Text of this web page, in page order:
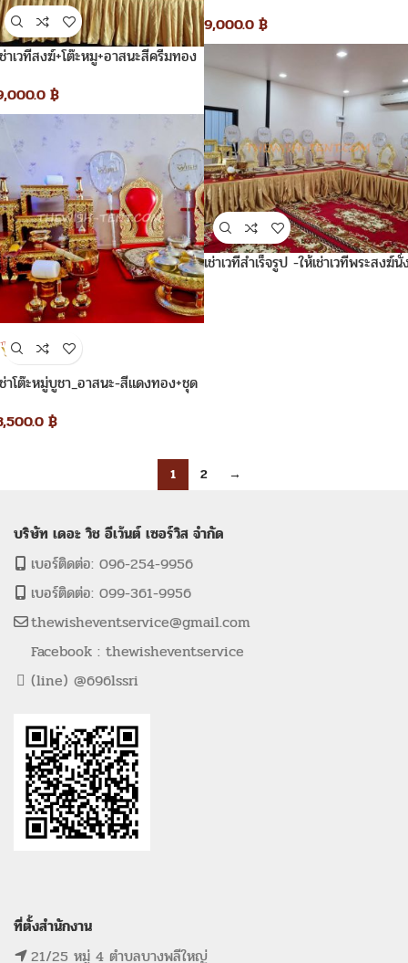
9,000.0 ฿
าเวทีสงฆ์+โต๊ะหมู+อาสนะสีครีมทอง
฿
เช่าเวทีสำเร็จรูป -ให้เช่าเวทีพระสงฆ์นั่
าโต๊ะหมู่บูชา_อาสนะ-สีแดงทอง+ชุด
฿
1 2 →
บริษัท เดอะ วิช อีเว้นต์ เซอร์วิส จำกัด
เบอร์ติดต่อ: 096-254-9956
เบอร์ติดต่อ: 099-361-9956
thewisheventservice@gmail.com
Facebook : thewisheventservice
(line) @696lssri
ที่ตั้งสำนักงาน
21/25 หมู่ 4 ตำบลบางพลีใหญ่